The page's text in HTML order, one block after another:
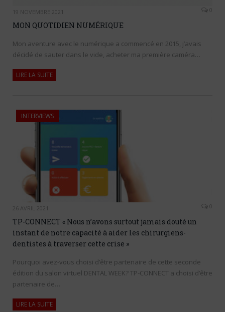
19 NOVEMBRE 2021 0
MON QUOTIDIEN NUMÉRIQUE
Mon aventure avec le numérique a commencé en 2015, j’avais
décidé de sauter dans le vide, acheter ma première caméra…
LIRE LA SUITE
INTERVIEWS
26 AVRIL 2021 0
TP-CONNECT « Nous n’avons surtout jamais douté un
instant de notre capacité à aider les chirurgiens-
dentistes à traverser cette crise »
Pourquoi avez-vous choisi d’être partenaire de cette seconde
édition du salon virtuel DENTAL WEEK? TP-CONNECT a choisi d’être
partenaire de…
LIRE LA SUITE